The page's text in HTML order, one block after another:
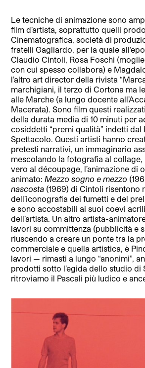
Le tecniche di animazione sono
film d’artista, soprattutto quelli
Cinematografica, società di
fratelli Gagliardo, per la quale
Claudio Cintoli, Rosa Foschi
con cui spesso collabora) e
l’altro art director della rivista
marchigiani, il terzo di Cortona ma
alle Marche (a lungo docente
Macerata). Sono film questi
della durata media di 10 minuti per
cosiddetti “premi qualità” indetti
Spettacolo. Questi artisti hanno
pretesti narrativi, un immaginario
mescolando la fotografia al collage,
vero al découpage, l’animazione di
animato: Mezzo sogno e mezzo
nascosta (1969) di Cintoli risentono
dell’iconografia dei fumetti e del
e sono accostabili ai suoi coevi
dell’artista. Un altro artista-
lavori su committenza (pubblicità e
riuscendo a creare un ponte tra la
commerciale e quella artistica, è
lavori — rimasti a lungo “anonimi”,
prodotti sotto l’egida dello studio
ritroviamo il Pascali più ludico e